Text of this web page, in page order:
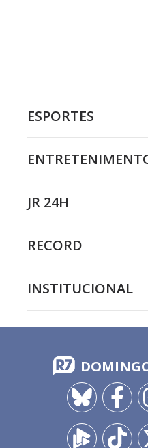
ESPORTES
JR 24H
RECORD
INSTITUCIONAL